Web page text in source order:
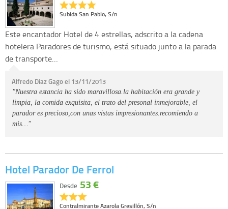
Subida San Pablo, S/n
Este encantador Hotel de 4 estrellas, adscrito a la cadena
hotelera Paradores de turismo, está situado junto a la parada
de transporte…
Alfredo Diaz Gago el 13/11/2013
"Nuestra estancia ha sido maravillosa.la habitación era grande y
limpia, la comida exquisita, el trato del presonal inmejorable, el
parador es precioso,con unas vistas impresionantes.recomiendo a
mis…"
Hotel Parador De Ferrol
Contralmirante Azarola Gresillón, S/n
Desde 53 €